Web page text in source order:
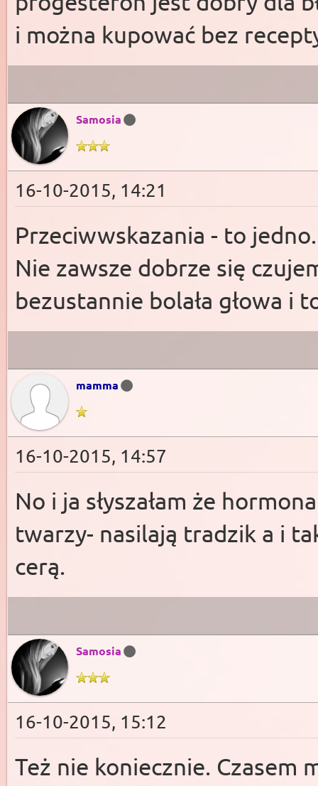
i można kupować bez
Samosia
16-10-2015, 14:21
Przeciwwskazania - to
Nie zawsze dobrze się
bezustannie bolała głowa i
mamma
16-10-2015, 14:57
No i ja słyszałam że
twarzy- nasilają tradzik a i
cerą.
Samosia
16-10-2015, 15:12
Też nie koniecznie. Czasem